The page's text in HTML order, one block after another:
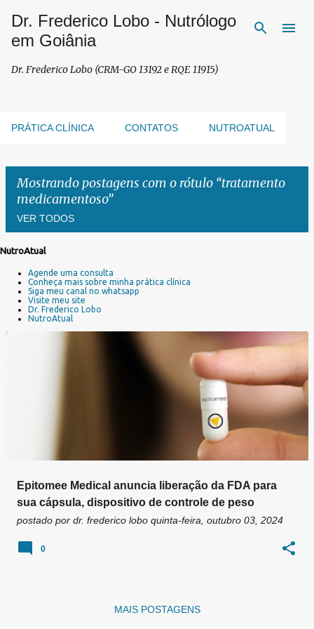
Pular para o conteúdo principal
Dr. Frederico Lobo - Nutrólogo
em Goiânia
Dr. Frederico Lobo (CRM-GO 13192 e RQE 11915)
PRÁTICA CLÍNICA CONTATOS NUTROATUAL
Mostrando postagens com o rótulo tratamento
medicamentoso
VER TODOS
g
NutroAtual
Agende uma consulta
Conheça mais sobre minha prática clínica
Siga meu canal no whatsapp
Visite meu site
Dr. Frederico Lobo
NutroAtual
Epitomee Medical anuncia liberação da FDA para
sua cápsula, dispositivo de controle de peso
postado por dr. frederico lobo quinta-feira, outubro 03, 2024
0
MAIS POSTAGENS